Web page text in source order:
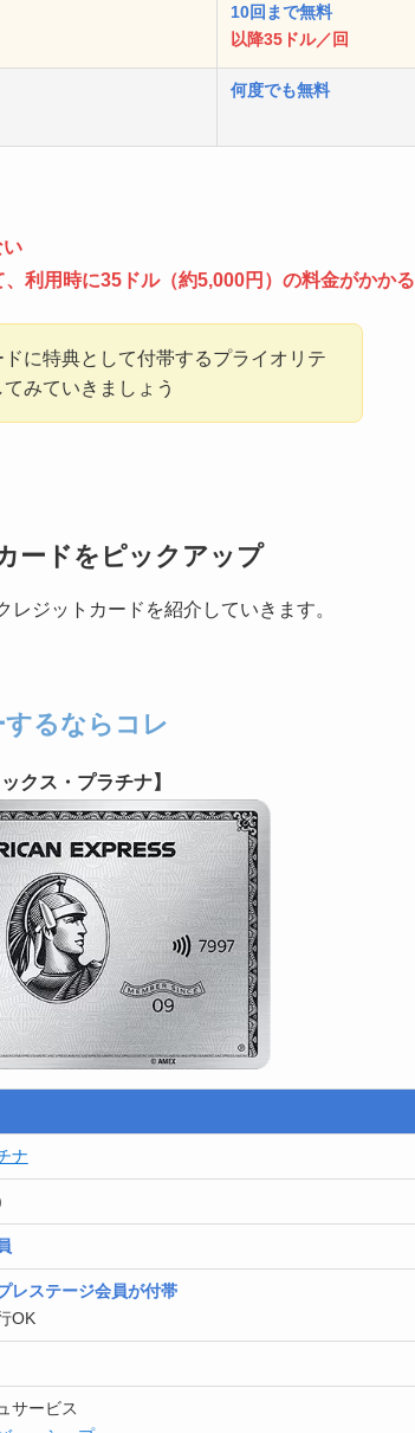
10回まで無料
以降35ドル／回
何度でも無料
い
利用時に35ドル（約5,000円）の料金がかかる
に特典として付帯するプライオリテ
みていきましょう
ードをピックアップ
ジットカードを紹介していきます。
るならコレ
ックス・プラチナ】
ナ
レステージ会員が付帯
OK
サービス